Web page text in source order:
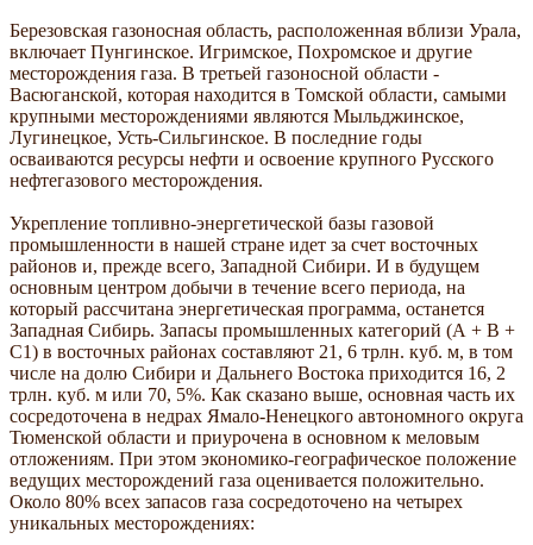
Березовская газоносная область, расположенная вблизи Урала,
включает Пунгинское. Игримское, Похромское и другие
месторождения газа. В третьей газоносной области -
Васюганской, которая находится в Томской области, самыми
крупными месторождениями являются Мыльджинское,
Лугинецкое, Усть-Сильгинское. В последние годы
осваиваются ресурсы нефти и освоение крупного Русского
нефтегазового месторождения.
Укрепление топливно-энергетической базы газовой
промышленности в нашей стране идет за счет восточных
районов и, прежде всего, Западной Сибири. И в будущем
основным центром добычи в течение всего периода, на
который рассчитана энергетическая программа, останется
Западная Сибирь. Запасы промышленных категорий (А + В +
С1) в восточных районах составляют 21, 6 трлн. куб. м, в том
числе на долю Сибири и Дальнего Востока приходится 16, 2
трлн. куб. м или 70, 5%. Как сказано выше, основная часть их
сосредоточена в недрах Ямало-Ненецкого автономного округа
Тюменской области и приурочена в основном к меловым
отложениям. При этом экономико-географическое положение
ведущих месторождений газа оценивается положительно.
Около 80% всех запасов газа сосредоточено на четырех
уникальных месторождениях: